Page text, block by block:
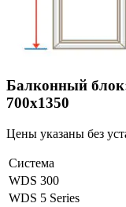
Балконный
700х1350
Цены указаны без
Система
WDS 300
WDS 5 Series